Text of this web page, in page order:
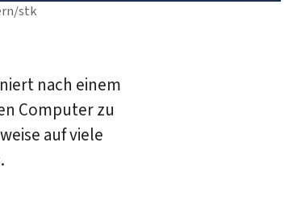
stk
nach einem
Computer zu
auf viele